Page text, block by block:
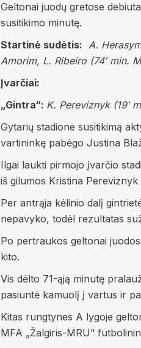
Geltonai juodų gretose
susitikimo minutę.
Startinė sudėtis: A.
Amorim, L. Ribeiro (74′ min.
Įvarčiai:
„Gintra“: K. Pereviznyk (19′
Gytarių stadione susitikimą
vartininkę pabėgo Justina
Ilgai laukti pirmojo įvarčio
iš gilumos Kristina
Per antrąja kėlinio dalį
nepavyko, todėl rezultatas
Po pertraukos geltonai
kito.
Vis dėlto 71-ąją minutę
pasiuntė kamuolį į vartus ir
Kitas rungtynes A lygoje
MFA „Žalgiris-MRU“